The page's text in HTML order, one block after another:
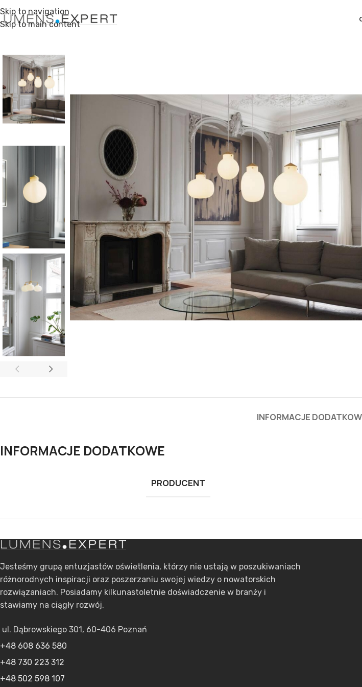
Skip to navigation
Skip to main content
INFORMACJE
INFORMACJE DODATKOWE
PRODUCENT
Jesteśmy grupą entuzjastów oświetlenia, którzy nie ustają w poszukiwaniach
różnorodnych inspiracji oraz poszerzaniu swojej wiedzy o nowatorskich
rozwiązaniach. Posiadamy kilkunastoletnie doświadczenie w branży i
stawiamy na ciągły rozwój.
ul. Dąbrowskiego 301, 60-406 Poznań
+48 608 636 580
+48 730 223 312
+48 502 598 107